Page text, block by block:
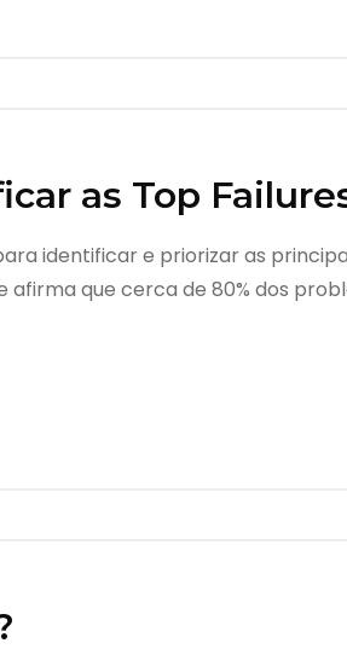
as Top
identificar e priorizar as
que cerca de 80% dos